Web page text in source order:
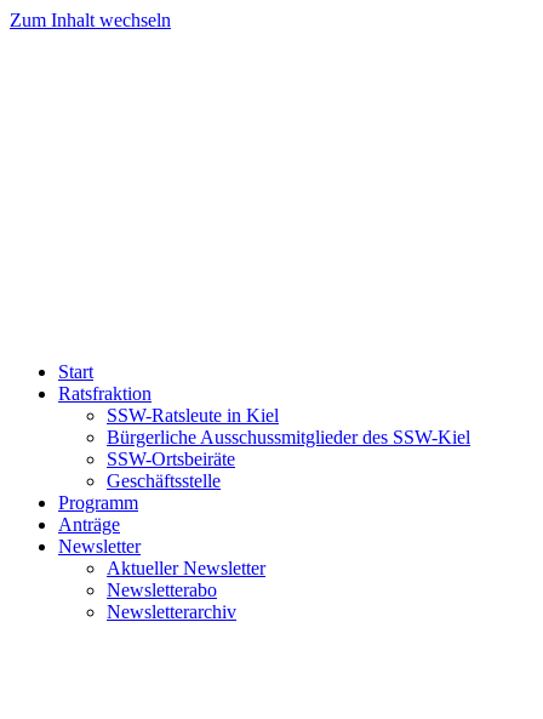
Zum Inhalt wechseln
Start
Ratsfraktion
SSW-Ratsleute in Kiel
Bürgerliche Ausschussmitglieder des SSW-Kiel
SSW-Ortsbeiräte
Geschäftsstelle
Programm
Anträge
Newsletter
Aktueller Newsletter
Newsletterabo
Newsletterarchiv